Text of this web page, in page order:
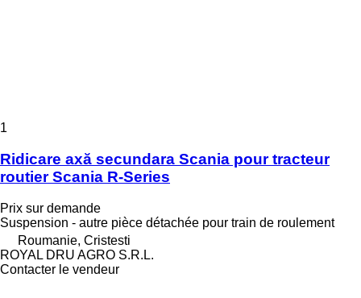
1
Ridicare axă secundara Scania pour tracteur
routier Scania R-Series
Prix sur demande
Suspension - autre pièce détachée pour train de roulement
Roumanie, Cristesti
ROYAL DRU AGRO S.R.L.
Contacter le vendeur